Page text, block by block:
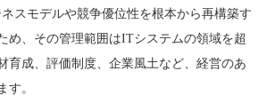
スモデルや競争優位性を根本から再構築す
め、その管理範囲はITシステムの領域を超
育成、評価制度、企業風土など、経営のあ
す。